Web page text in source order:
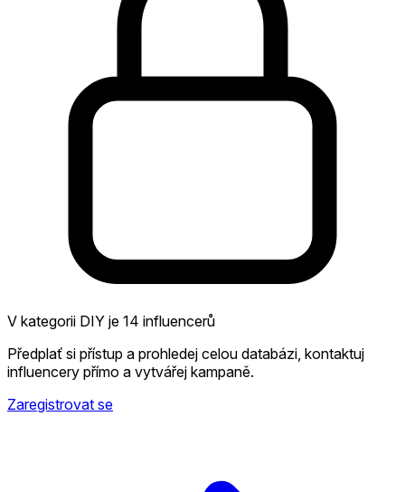
V kategorii DIY je 14 influencerů
Předplať si přístup a prohledej celou databázi, kontaktuj
influencery přímo a vytvářej kampaně.
Zaregistrovat se